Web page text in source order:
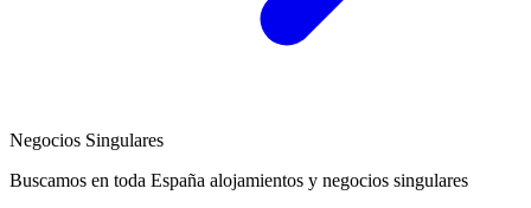
Negocios Singulares
Buscamos en toda España alojamientos y negocios singulares